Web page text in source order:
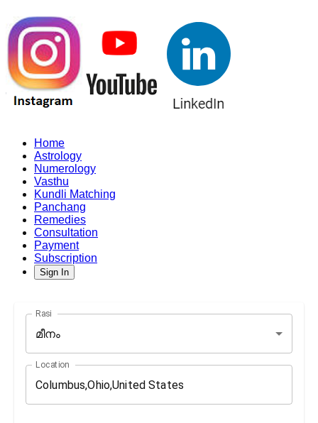
Home
Astrology
Numerology
Vasthu
Kundli Matching
Panchang
Remedies
Consultation
Payment
Subscription
Sign In
Rasi
മീനം
Location